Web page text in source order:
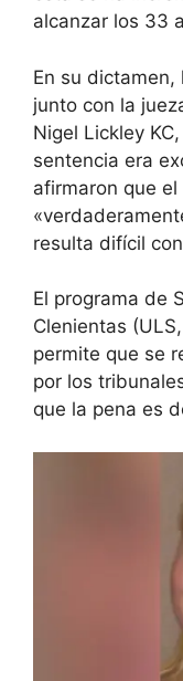
alcanzar los 33
En su dictamen,
junto con la
Nigel Lickley
sentencia era
afirmaron que
resulta difícil
El programa de
Clenientas
permite que se
por los
que la pena es